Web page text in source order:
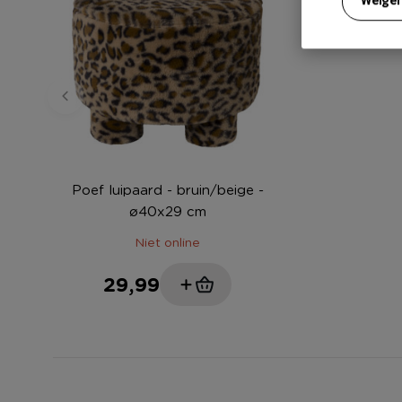
Poef luipaard - bruin/beige -
ø40x29 cm
Niet online
29,99